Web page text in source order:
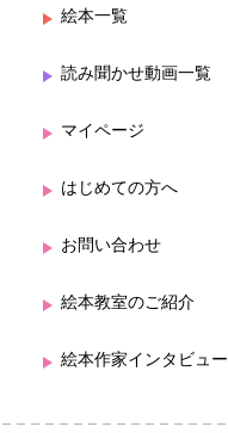
絵本一覧
読み聞かせ動画一覧
マイページ
はじめての方へ
お問い合わせ
絵本教室のご紹介
絵本作家インタビュー